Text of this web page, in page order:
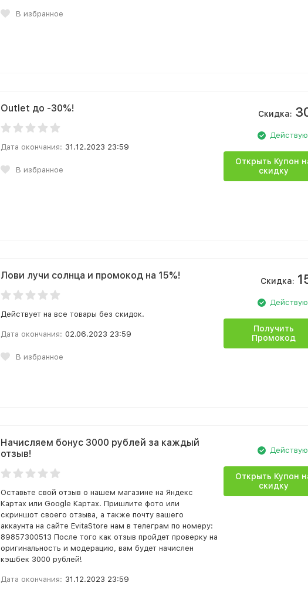
В избранное
Outlet до -30%!
Дата окончания: 31.12.2023 23:59
В избранное
Скидка:
Открыть Купон
скидку
Лови лучи солнца и промокод на 15%!
Действует на все товары без скидок.
Дата окончания: 02.06.2023 23:59
В избранное
Скидка:
Получить
Промокод
Начисляем бонус 3000 рублей за каждый
отзыв!
Оставьте свой отзыв о нашем магазине на Яндекс
Картах или Google Картах. Пришлите фото или
скриншот своего отзыва, а также почту вашего
аккаунта на сайте EvitaStore нам в телеграм по номеру:
89857300513 После того как отзыв пройдет проверку на
оригинальность и модерацию, вам будет начислен
кэшбек 3000 рублей!
Дата окончания: 31.12.2023 23:59
Открыть Купон
скидку